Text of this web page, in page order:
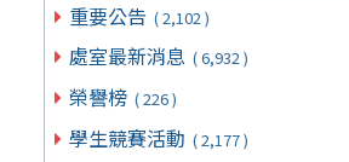
重要公告 ( 2,102 )
處室最新消息 ( 6,932 )
榮譽榜 ( 226 )
學生競賽活動 ( 2,177 )